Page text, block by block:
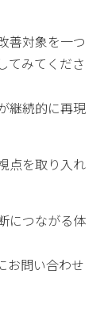
善対象を一つ
てみてくださ
継続的に再現
点を取り入れ
につながる体
お問い合わせ